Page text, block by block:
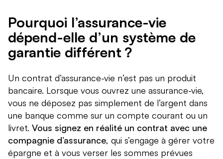
Pourquoi l’assurance-vie
dépend-elle d’un système de
garantie différent ?
Un contrat d’assurance-vie n’est pas un produit
bancaire. Lorsque vous ouvrez une assurance-vie,
vous ne déposez pas simplement de l’argent dans
une banque comme sur un compte courant ou un
livret. Vous signez en réalité un contrat avec une
compagnie d’assurance, qui s’engage à gérer votre
épargne et à vous verser les sommes prévues